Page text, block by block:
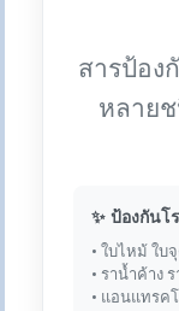
สารป้อง
หลาย
✨ ป้องกันโ
• ใบไหม้ ใบ
• ราน้ำค้าง
• แอนแทรค